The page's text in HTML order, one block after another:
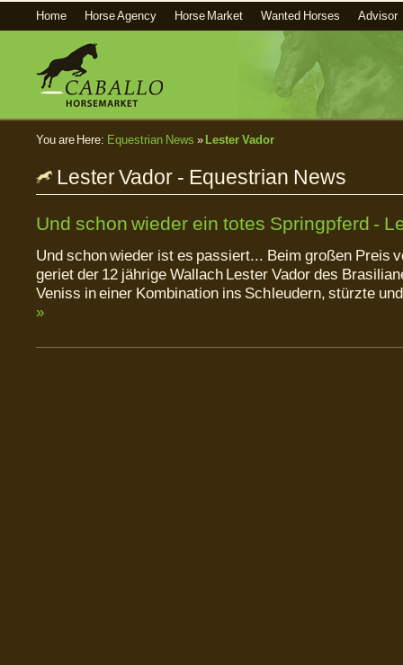
Home Horse Agency Horse Market Wanted Horses Advisor
You are Here: Equestrian News » Lester Vador
Lester Vador - Equestrian News
Und schon wieder ein totes Springpferd -
Und schon wieder ist es passiert... Beim großen Preis
geriet der 12 jährige Wallach Lester Vador des
Veniss in einer Kombination ins Schleudern, stürzte
»